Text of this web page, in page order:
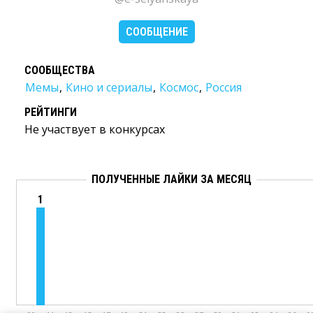
СООБЩЕНИЕ
СООБЩЕСТВА
Мемы, Кино и сериалы, Космос, Россия
РЕЙТИНГИ
Не участвует в конкурсах
ПОЛУЧЕННЫЕ ЛАЙКИ ЗА МЕСЯЦ
1